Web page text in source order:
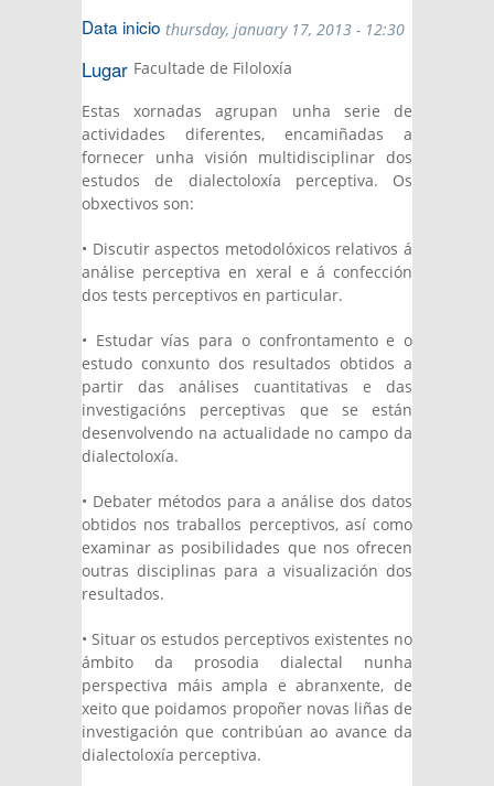
Data inicio thursday, january 17, 2013 - 12:30
Lugar Facultade de Filoloxía
Estas xornadas agrupan unha serie de
actividades diferentes, encamiñadas a
fornecer unha visión multidisciplinar dos
estudos de dialectoloxía perceptiva. Os
obxectivos son:
• Discutir aspectos metodolóxicos relativos á
análise perceptiva en xeral e á confección
dos tests perceptivos en particular.
• Estudar vías para o confrontamento e o
estudo conxunto dos resultados obtidos a
partir das análises cuantitativas e das
investigacións perceptivas que se están
desenvolvendo na actualidade no campo da
dialectoloxía.
• Debater métodos para a análise dos datos
obtidos nos traballos perceptivos, así como
examinar as posibilidades que nos ofrecen
outras disciplinas para a visualización dos
resultados.
• Situar os estudos perceptivos existentes no
ámbito da prosodia dialectal nunha
perspectiva máis ampla e abranxente, de
xeito que poidamos propoñer novas liñas de
investigación que contribúan ao avance da
dialectoloxía perceptiva.